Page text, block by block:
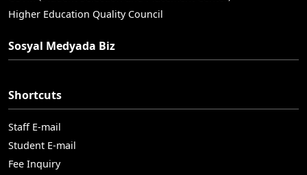
Higher Education Quality Council
Sosyal Medyada Biz
Shortcuts
Staff E-mail
Student E-mail
Fee Inquiry